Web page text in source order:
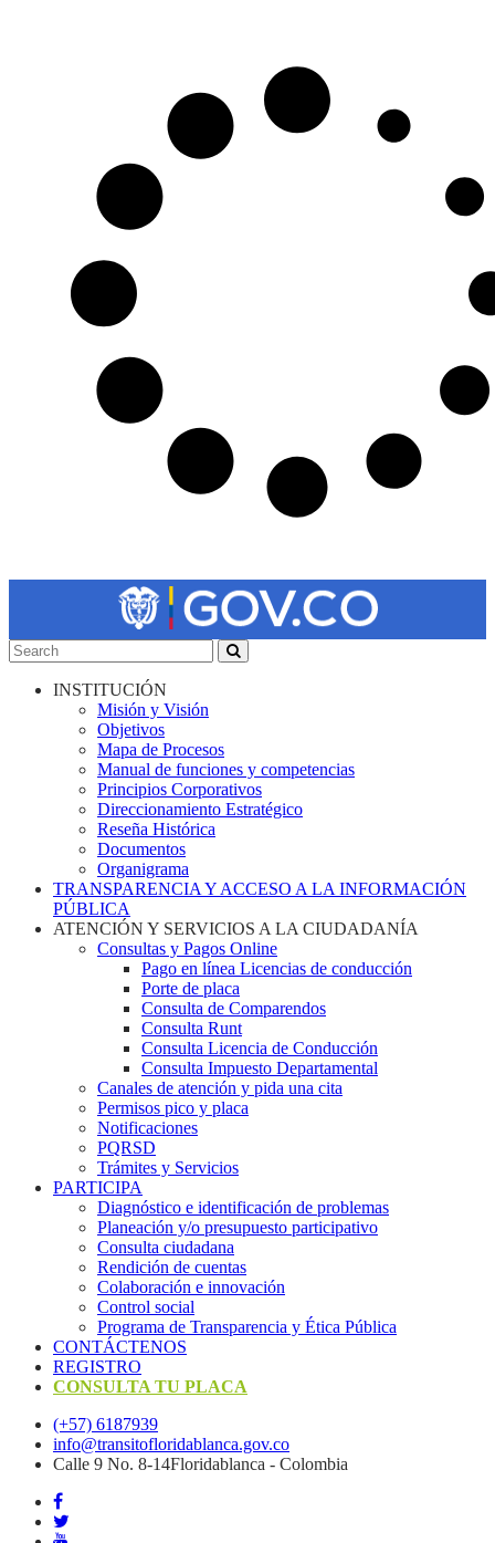
INSTITUCIÓN
Misión y Visión
Objetivos
Mapa de Procesos
Manual de funciones y competencias
Principios Corporativos
Direccionamiento Estratégico
Reseña Histórica
Documentos
Organigrama
TRANSPARENCIA Y ACCESO A LA INFORMACIÓN
PÚBLICA
ATENCIÓN Y SERVICIOS A LA CIUDADANÍA
Consultas y Pagos Online
Pago en línea Licencias de conducción
Porte de placa
Consulta de Comparendos
Consulta Runt
Consulta Licencia de Conducción
Consulta Impuesto Departamental
Canales de atención y pida una cita
Permisos pico y placa
Notificaciones
PQRSD
Trámites y Servicios
PARTICIPA
Diagnóstico e identificación de problemas
Planeación y/o presupuesto participativo​
Consulta ciudadana
Rendición de cuentas
Colaboración e innovación
Control social
Programa de Transparencia y Ética Pública
CONTÁCTENOS
REGISTRO
CONSULTA TU PLACA
(+57) 6187939
info@transitofloridablanca.gov.co
Calle 9 No. 8-14Floridablanca - Colombia